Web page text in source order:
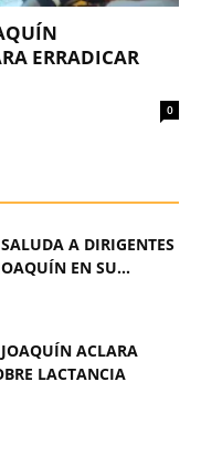
ERRADICAR
0
A DIRIGENTES
EN SU...
ACLARA
LACTANCIA